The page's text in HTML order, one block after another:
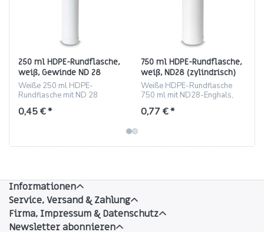
250 ml HDPE-Rundflasche,
weiß, Gewinde ND 28
(zylindrisch)
Weiße 250 ml HDPE-
Rundflasche mit ND 28
0,45 € *
750 ml HDPE-Rundflasche,
weiß, ND28 (zylindrisch)
Weiße HDPE-Rundflasche
750 ml mit ND28-Enghals,
0,77 € *
Informationen
Service, Versand & Zahlung
Firma, Impressum & Datenschutz
Newsletter abonnieren